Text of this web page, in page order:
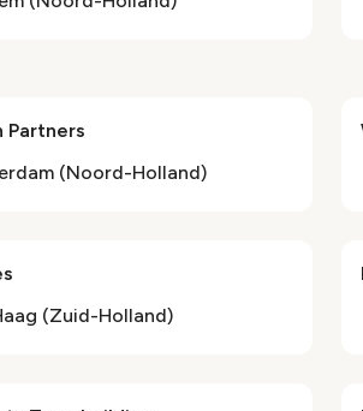
Partners
(Noord-Holland)
(Zuid-Holland)